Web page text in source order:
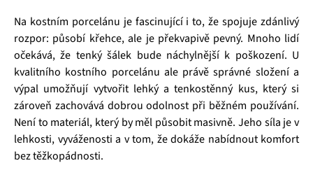
Na kostním porcelánu je fascinující i to, že spojuje zdánlivý
rozpor: působí křehce, ale je překvapivě pevný. Mnoho lidí
očekává, že tenký šálek bude náchylnější k poškození. U
kvalitního kostního porcelánu ale právě správné složení a
výpal umožňují vytvořit lehký a tenkostěnný kus, který si
zároveň zachovává dobrou odolnost při běžném používání.
Není to materiál, který by měl působit masivně. Jeho síla je v
lehkosti, vyváženosti a v tom, že dokáže nabídnout komfort
bez těžkopádnosti.